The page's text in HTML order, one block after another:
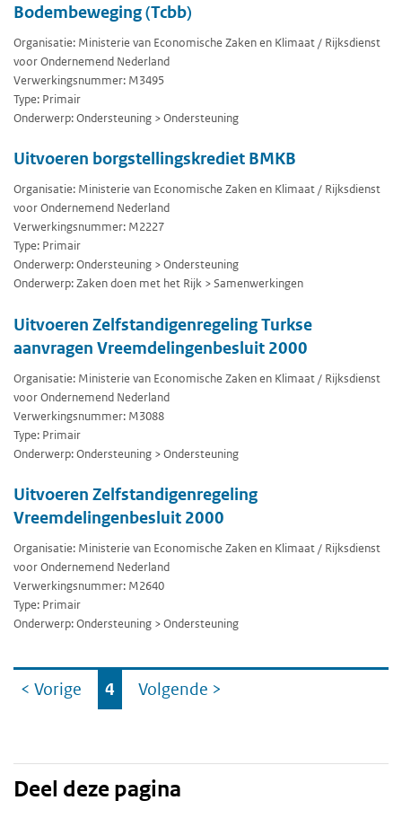
Bodembeweging (Tcbb)
Organisatie: Ministerie van Economische Zaken en Klimaat / Rijksdienst
voor Ondernemend Nederland
Verwerkingsnummer: M3495
Type: Primair
Onderwerp: Ondersteuning > Ondersteuning
Uitvoeren borgstellingskrediet BMKB
Organisatie: Ministerie van Economische Zaken en Klimaat / Rijksdienst
voor Ondernemend Nederland
Verwerkingsnummer: M2227
Type: Primair
Onderwerp: Ondersteuning > Ondersteuning
Onderwerp: Zaken doen met het Rijk > Samenwerkingen
Uitvoeren Zelfstandigenregeling Turkse
aanvragen Vreemdelingenbesluit 2000
Organisatie: Ministerie van Economische Zaken en Klimaat / Rijksdienst
voor Ondernemend Nederland
Verwerkingsnummer: M3088
Type: Primair
Onderwerp: Ondersteuning > Ondersteuning
Uitvoeren Zelfstandigenregeling
Vreemdelingenbesluit 2000
Organisatie: Ministerie van Economische Zaken en Klimaat / Rijksdienst
voor Ondernemend Nederland
Verwerkingsnummer: M2640
Type: Primair
Onderwerp: Ondersteuning > Ondersteuning
Ga
naar
< Vorige 4 Volgende >
Deel deze pagina